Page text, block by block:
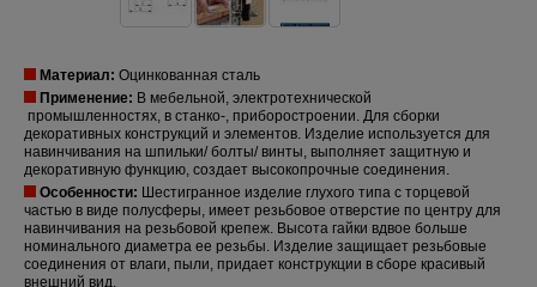
Материал: Оцинкованная сталь
Применение: В мебельной, электротехнической
промышленностях, в станко-, приборостроении. Для сборки
декоративных конструкций и элементов. Изделие используется для
навинчивания на шпильки/ болты/ винты, выполняет защитную и
декоративную функцию, создает высокопрочные соединения.
Особенности: Шестигранное изделие глухого типа с торцевой
частью в виде полусферы, имеет резьбовое отверстие по центру для
навинчивания на резьбовой крепеж. Высота гайки вдвое больше
номинального диаметра ее резьбы. Изделие защищает резьбовые
соединения от влаги, пыли, придает конструкции в сборе красивый
внешний вид.